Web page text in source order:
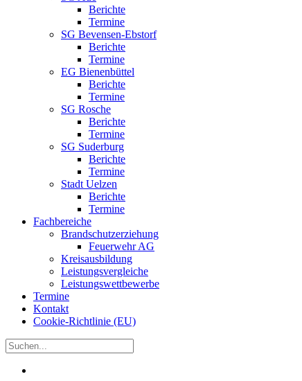
Berichte
Termine
SG Bevensen-Ebstorf
Berichte
Termine
EG Bienenbüttel
Berichte
Termine
SG Rosche
Berichte
Termine
SG Suderburg
Berichte
Termine
Stadt Uelzen
Berichte
Termine
Fachbereiche
Brandschutzerziehung
Feuerwehr AG
Kreisausbildung
Leistungsvergleiche
Leistungswettbewerbe
Termine
Kontakt
Cookie-Richtlinie (EU)